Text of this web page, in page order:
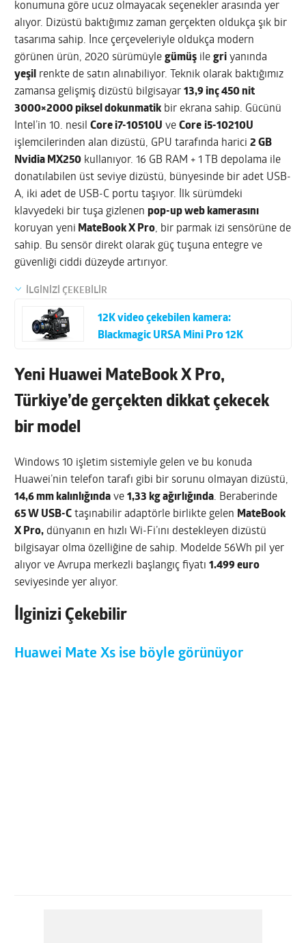
konumuna göre ucuz olmayacak seçenekler arasında yer
alıyor. Dizüstü baktığımız zaman gerçekten oldukça şık bir
tasarıma sahip. İnce çerçeveleriyle oldukça modern
görünen ürün, 2020 sürümüylegümüş ilegri yanında
yeşil renkte de satın alınabiliyor. Teknik olarak baktığımız
zamansa gelişmiş dizüstü bilgisayar13,9 inç 450 nit
3000×2000 piksel dokunmatik bir ekrana sahip. Gücünü
Intel’in 10. nesilCore i7-10510U veCore i5-10210U
işlemcilerinden alan dizüstü, GPU tarafında harici2 GB
Nvidia MX250 kullanıyor. 16 GB RAM + 1 TB depolama ile
donatılabilen üst seviye dizüstü, bünyesinde bir adet USB-
A, iki adet de USB-C portu taşıyor. İlk sürümdeki
klavyedeki bir tuşa gizlenenpop-up web kamerasını
koruyan yeni MateBook X Pro, bir parmak izi sensörüne de
sahip. Bu sensör direkt olarak güç tuşuna entegre ve
güvenliği ciddi düzeyde artırıyor.
İLGİNİZİ ÇEKEBİLİR
12K video çekebilen kamera:
Blackmagic URSA Mini Pro 12K
Yeni Huawei MateBook X Pro,
Türkiye’de gerçekten dikkat çekecek
bir model
Windows 10 işletim sistemiyle gelen ve bu konuda
Huawei’nin telefon tarafı gibi bir sorunu olmayan dizüstü,
14,6 mm kalınlığında ve1,33 kg ağırlığında. Beraberinde
65 W USB-C taşınabilir adaptörle birlikte gelen MateBook
X Pro, dünyanın en hızlı Wi-Fi’ını destekleyen dizüstü
bilgisayar olma özelliğine de sahip. Modelde 56Wh pil yer
alıyor ve Avrupa merkezli başlangıç fiyatı1.499 euro
seviyesinde yer alıyor.
İlginizi Çekebilir
Huawei Mate Xs ise böyle görünüyor